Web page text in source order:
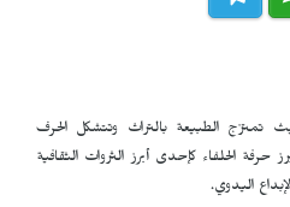
تمتزج الطبيعة بالتراث وتتشكل الحرف
حرفة الحلفاء كإحدى أبرز الثروات الثقافية
اليدوي.